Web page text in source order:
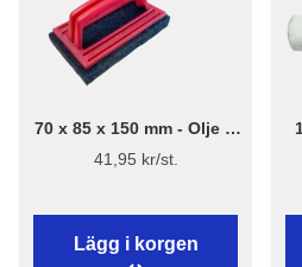
70 x 85 x 150 mm - Olje &
Skrubbsvamp - Flügger
Pro Series
41,95 kr/st.
Lägg i korgen